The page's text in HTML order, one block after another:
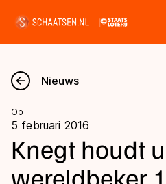
Nieuws
Kalender
Disciplines
Nieuws
Op
5 februari 2016
Knegt houdt
wereldbeker